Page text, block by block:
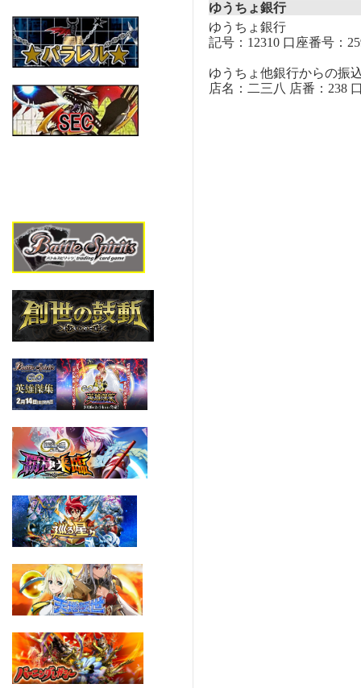
ゆうちょ銀行
ゆうちょ銀行
記号：12310 口座番号：
ゆうちょ他銀行からの振
店名：二三八 店番：238